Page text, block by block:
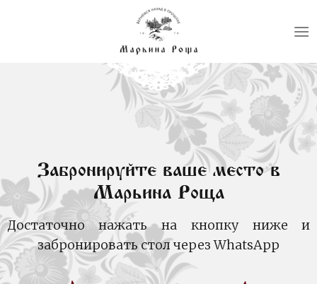
Забронируйте ваше место в
Марьина Роща
Достаточно нажать на кнопку ниже и
забронировать стол через WhatsApp